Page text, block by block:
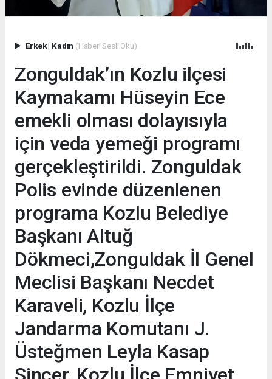
Erkek| Kadın (Haberi Sesli Oku)
Zonguldak’ın Kozlu ilçesi
Kaymakamı Hüseyin Ece
emekli olması dolayısıyla
için veda yemeği programı
gerçekleştirildi. Zonguldak
Polis evinde düzenlenen
programa Kozlu Belediye
Başkanı Altuğ
Dökmeci,Zonguldak İl Genel
Meclisi Başkanı Necdet
Karaveli, Kozlu İlçe
Jandarma Komutanı J.
Üsteğmen Leyla Kasap